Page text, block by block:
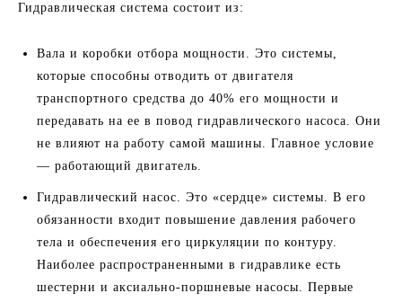
Гидравлическая система состоит из:
Вала и коробки отбора мощности. Это системы,
которые способны отводить от двигателя
транспортного средства до 40% его мощности и
передавать на ее в повод гидравлического насоса. Они
не влияют на работу самой машины. Главное условие
— работающий двигатель.
Гидравлический насос. Это «сердце» системы. В его
обязанности входит повышение давления рабочего
тела и обеспечения его циркуляции по контуру.
Наиболее распространенными в гидравлике есть
шестерни и аксиально-поршневые насосы. Первые